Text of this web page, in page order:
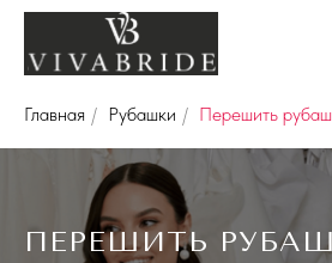
Главная / Рубашки / Перешить
ПЕРЕШИТЬ